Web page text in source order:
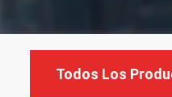
Todos Los